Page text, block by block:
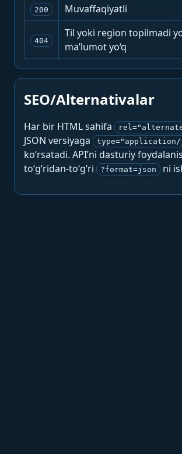
200 Muvaffaqiyatli
404
Til yoki region topilmadi
ma’lumot yo‘q
SEO/Alternativalar
Har bir HTML sahifa
JSON versiyaga
type="application/
ko‘rsatadi. API’ni dasturiy
to‘g‘ridan-to‘g‘ri
?format=json ni